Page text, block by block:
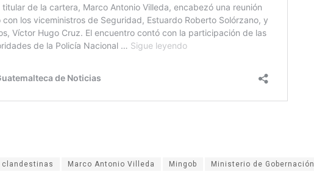
clandestinas Marco Antonio Villeda Mingob Ministerio de Gobernación